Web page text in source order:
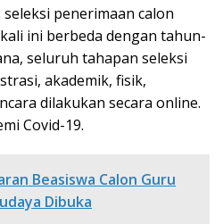
penerimaan calon
ini berbeda dengan tahun-
seluruh tahapan seleksi
akademik, fisik,
dilakukan secara online.
Covid-19.
Beasiswa Calon Guru
Dibuka